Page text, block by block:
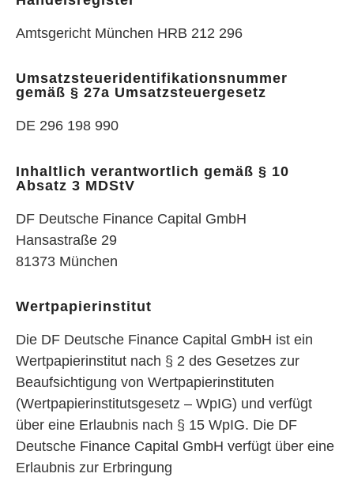
Amtsgericht München HRB 212 296
Umsatzsteueridentifikationsnummer
gemäß § 27a Umsatzsteuergesetz
DE 296 198 990
Inhaltlich verantwortlich gemäß § 10
Absatz 3 MDStV
DF Deutsche Finance Capital GmbH
Hansastraße 29
81373 München
Wertpapierinstitut
Die DF Deutsche Finance Capital GmbH ist ein
Wertpapierinstitut nach § 2 des Gesetzes zur
Beaufsichtigung von Wertpapierinstituten
(Wertpapierinstitutsgesetz – WpIG) und verfügt
über eine Erlaubnis nach § 15 WpIG. Die DF
Deutsche Finance Capital GmbH verfügt über eine
Erlaubnis zur Erbringung